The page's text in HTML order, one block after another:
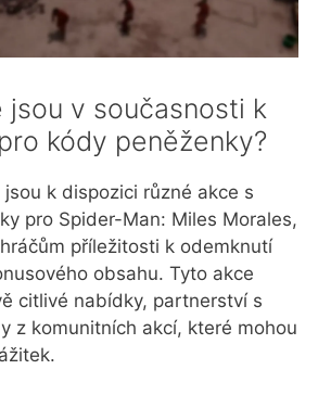
jsou v současnosti k
kódy peněženky?
k dispozici různé akce s
pro Spider-Man: Miles Morales,
příležitosti k odemknutí
obsahu. Tyto akce
citlivé nabídky, partnerství s
z komunitních akcí, které mohou